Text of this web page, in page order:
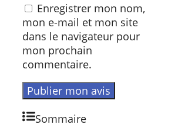
Enregistrer mon nom,
mon e-mail et mon site
dans le navigateur pour
mon prochain
commentaire.
Sommaire